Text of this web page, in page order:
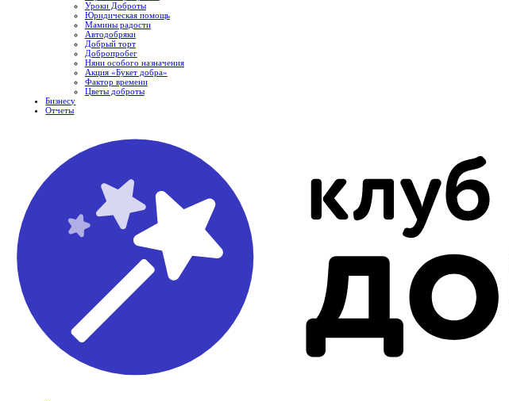
Уроки Доброты
Юридическая помощь
Мамины радости
Автодобряки
Добрый торт
Добропробег
Няни особого назначения
Акция «Букет добра»
Фактор времени
Цветы доброты
Бизнесу
Отчеты